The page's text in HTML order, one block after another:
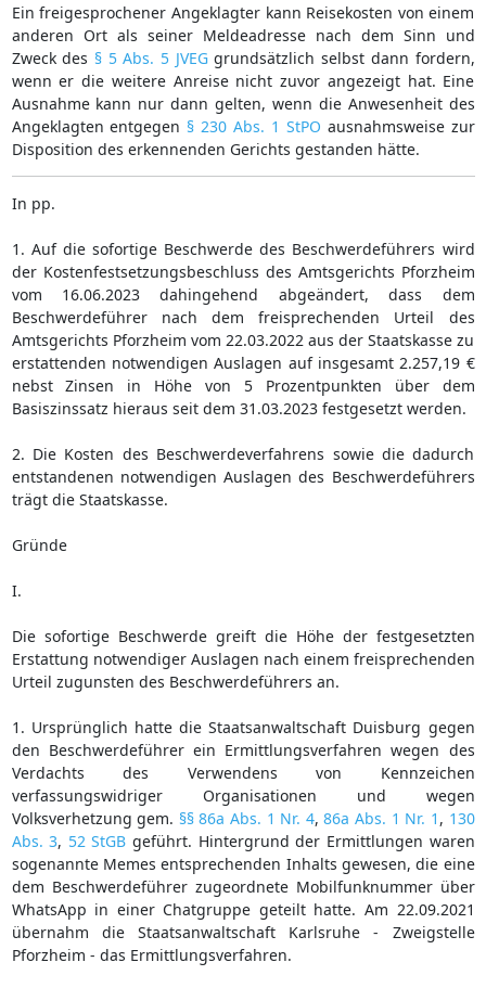
Ein freigesprochener Angeklagter kann Reisekosten von einem
anderen Ort als seiner Meldeadresse nach dem Sinn und
Zweck des § 5 Abs. 5 JVEGgrundsätzlich selbst dann fordern,
wenn er die weitere Anreise nicht zuvor angezeigt hat. Eine
Ausnahme kann nur dann gelten, wenn die Anwesenheit des
Angeklagten entgegen § 230 Abs. 1 StPO ausnahmsweise zur
Disposition des erkennenden Gerichts gestanden hätte.
In pp.
1. Auf die sofortige Beschwerde des Beschwerdeführers wird
der Kostenfestsetzungsbeschluss des Amtsgerichts Pforzheim
vom 16.06.2023 dahingehend abgeändert, dass dem
Beschwerdeführer nach dem freisprechenden Urteil des
Amtsgerichts Pforzheim vom 22.03.2022 aus der Staatskasse zu
erstattenden notwendigen Auslagen auf insgesamt 2.257,19 €
nebst Zinsen in Höhe von 5 Prozentpunkten über dem
Basiszinssatz hieraus seit dem 31.03.2023 festgesetzt werden.
2. Die Kosten des Beschwerdeverfahrens sowie die dadurch
entstandenen notwendigen Auslagen des Beschwerdeführers
trägt die Staatskasse.
Gründe
I.
Die sofortige Beschwerde greift die Höhe der festgesetzten
Erstattung notwendiger Auslagen nach einem freisprechenden
Urteil zugunsten des Beschwerdeführers an.
1. Ursprünglich hatte die Staatsanwaltschaft Duisburg gegen
den Beschwerdeführer ein Ermittlungsverfahren wegen des
Verdachts des Verwendens von Kennzeichen
verfassungswidriger Organisationen und wegen
Volksverhetzung gem. §§ 86a Abs. 1 Nr. 4,86a Abs. 1 Nr. 1 , 130
Abs. 3, 52 StGB geführt. Hintergrund der Ermittlungen waren
sogenannte Memes entsprechenden Inhalts gewesen, die eine
dem Beschwerdeführer zugeordnete Mobilfunknummer über
WhatsApp in einer Chatgruppe geteilt hatte. Am 22.09.2021
übernahm die Staatsanwaltschaft Karlsruhe - Zweigstelle
Pforzheim - das Ermittlungsverfahren.